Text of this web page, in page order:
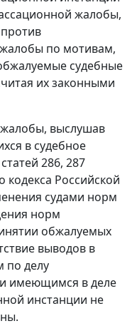
жалобы,
по мотивам,
судебные
их законными
выслушав
в судебное
статей 286, 287
Российской
судами норм
норм
обжалуемых
выводов в
по делу
имеющимся в деле
инстанции не